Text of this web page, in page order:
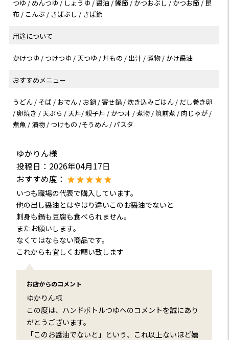
つゆ / めんつゆ / しょうゆ / 醤油 / 鰹節 / かつおぶし / かつお節 / 昆
布 / こんぶ / さばぶし / さば節
用途について
かけつゆ / つけつゆ / 天つゆ / 丼もの / 出汁 / 煮物 / かけ醤油
おすすめメニュー
うどん / そば / おでん / お鍋 / 寄せ鍋 / 炊き込みごはん / だし巻き卵
/ 卵焼き / 天ぷら / 天丼/ 親子丼 / かつ丼 / 煮物 / 筑前煮 / 肉じゃが /
煮魚 / 漬物 / つけもの /そうめん / パスタ
ゆかりん様
投稿日： 2026年04月17日
おすすめ度：
いつも職場の代表で購入しています。
他の出し醤油とはやはり違いこのお醤油でないと
刺身も鍋も豆腐も食べられません。
またお願いします。
なくてはならない商品です。
これからも宜しくお願い致します
お店からのコメント
ゆかりん様
この度は、ハンドボトルつゆへのコメントを誠にあり
がとうございます。
「このお醤油でないと」という、これ以上ないほど嬉